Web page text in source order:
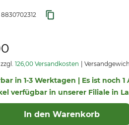
8830702312
126,00 Versandkosten
in 1-3 Werktagen | Es ist noch
verfügbar in unserer Filiale in
In den Warenkorb